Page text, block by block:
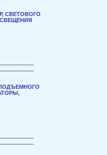
СВЕТОВОГО